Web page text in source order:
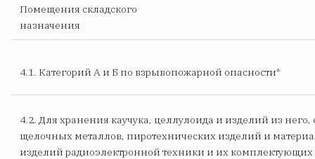
Помещения складского
назначения
4.1. Категорий А и Б по взрывопожарной опасности*
4.2. Для хранения каучука, целлулоида и изделий из него,
щелочных металлов, пиротехнических изделий и
изделий радиоэлектронной техники и их комплектующих